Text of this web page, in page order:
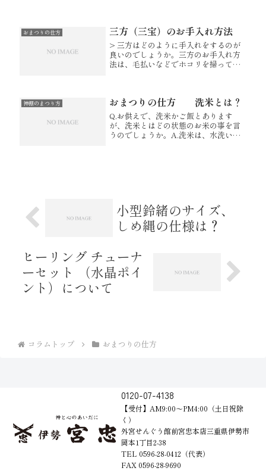
ざいません。 陶器はロットによって...
おまつりの仕方 三方（三宝）のお手入れ方法
> 三方はどのように手入れをするのが
良いのでしょうか。三方のお手入れ方
法は、毛払いなどでホコリを掃ってい
～」のページにもお掃除の仕方を掲...
神棚のまつり方 おまつりの仕方 洗米とは？
Q.お供えで、洗米かご飯とあります
が、洗米とはどの状態のお米の事を言
うのでしょうか。A.洗米は、水洗いを
小型鈴緒のサイズ、
しめ縄の仕様は？
ヒーリング チューナ
ーセット （水晶ポイ
ント）について
コラムトップ おまつりの仕方
0120-07-4138
【受付】AM9:00～PM4:00（土日祝除
く）
外宮せんぐう館前宮忠本店三重県伊勢市
岡本1丁目2-38
TEL 0596-28-0412（代表）
FAX 0596-28-9690